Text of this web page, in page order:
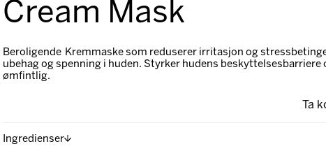
Cream Mask
Beroligende Kremmaske som reduserer irritasjon og
ubehag og spenning i huden. Styrker hudens beskyttelsesbarriere
ømfintlig.
Ta
Ingredienser